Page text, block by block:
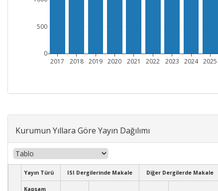
2017 2018 2019 2020 2021 2022 2023 2024 2025
0
500
Kurumun Yıllara Göre Yayın Dağılımı
Yayın Türü ISI Dergilerinde Makale Diğer Dergilerde Makale
Kapsam